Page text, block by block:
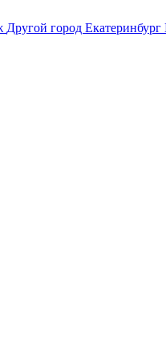
Другой город Екатеринбург